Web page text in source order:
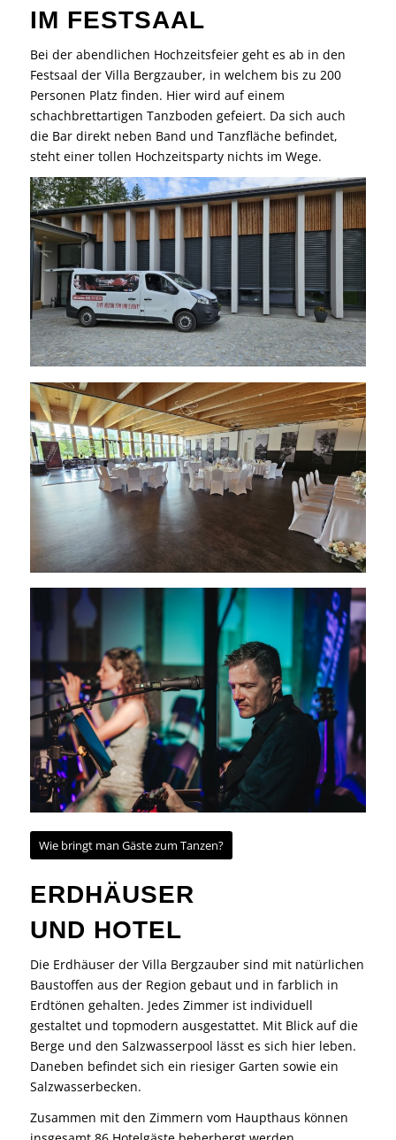
IM FESTSAAL
Bei der abendlichen Hochzeitsfeier geht es ab in den
Festsaal der Villa Bergzauber, in welchem bis zu 200
Personen Platz finden. Hier wird auf einem
schachbrettartigen Tanzboden gefeiert. Da sich auch
die Bar direkt neben Band und Tanzfläche befindet,
steht einer tollen Hochzeitsparty nichts im Wege.
Wie bringt man Gäste zum Tanzen?
ERDHÄUSER
UND HOTEL
Die Erdhäuser der Villa Bergzauber sind mit natürlichen
Baustoffen aus der Region gebaut und in farblich in
Erdtönen gehalten. Jedes Zimmer ist individuell
gestaltet und topmodern ausgestattet. Mit Blick auf die
Berge und den Salzwasserpool lässt es sich hier leben.
Daneben befindet sich ein riesiger Garten sowie ein
Salzwasserbecken.
Zusammen mit den Zimmern vom Haupthaus können